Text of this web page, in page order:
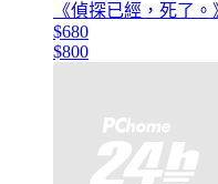
《偵探已經，死了
$680
$800